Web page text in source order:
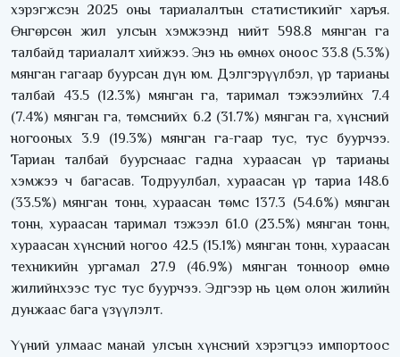
хэрэгжсэн 2025 оны тариалалтын статистикийг харъя.
Өнгөрсөн жил улсын хэмжээнд нийт 598.8 мянган га
талбайд тариалалт хийжээ. Энэ нь өмнөх оноос 33.8 (5.3%)
мянган гагаар буурсан дүн юм. Дэлгэрүүлбэл, үр тарианы
талбай 43.5 (12.3%) мянган га, таримал тэжээлийнх 7.4
(7.4%) мянган га, төмснийх 6.2 (31.7%) мянган га, хүнсний
ногооных 3.9 (19.3%) мянган га-гаар тус, тус буурчээ.
Тариан талбай буурснаас гадна хураасан үр тарианы
хэмжээ ч багасав. Тодруулбал, хураасан үр тариа 148.6
(33.5%) мянган тонн, хураасан төмс 137.3 (54.6%) мянган
тонн, хураасан таримал тэжээл 61.0 (23.5%) мянган тонн,
хураасан хүнсний ногоо 42.5 (15.1%) мянган тонн, хураасан
техникийн ургамал 27.9 (46.9%) мянган тонноор өмнө
жилийнхээс тус тус буурчээ. Эдгээр нь цөм олон жилийн
дунжаас бага үзүүлэлт.
Үүний улмаас манай улсын хүнсний хэрэгцээ импортоос